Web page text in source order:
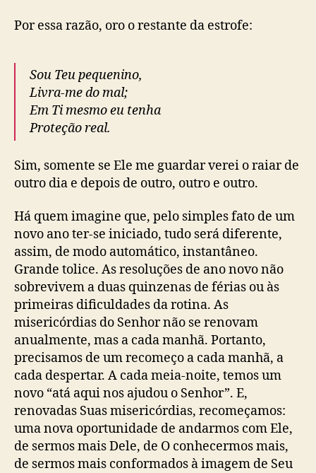
Por essa razão, oro o restante da estrofe:
Sou Teu pequenino,
Livra-me do mal;
Em Ti mesmo eu tenha
Proteção real.
Sim, somente se Ele me guardar verei o raiar de
outro dia e depois de outro, outro e outro.
Há quem imagine que, pelo simples fato de um
novo ano ter-se iniciado, tudo será diferente,
assim, de modo automático, instantâneo.
Grande tolice. As resoluções de ano novo não
sobrevivem a duas quinzenas de férias ou às
primeiras dificuldades da rotina. As
misericórdias do Senhor não se renovam
anualmente, mas a cada manhã. Portanto,
precisamos de um recomeço a cada manhã, a
cada despertar. A cada meia-noite, temos um
novo “atá aqui nos ajudou o Senhor”. E,
renovadas Suas misericórdias, recomeçamos:
uma nova oportunidade de andarmos com Ele,
de sermos mais Dele, de O conhecermos mais,
de sermos mais conformados à imagem de Seu